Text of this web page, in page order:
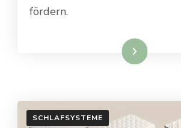
fördern.
Weiterlesen
SCHLAFSYSTEME